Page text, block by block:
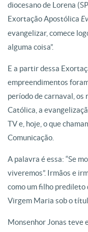
diocesano de Lorena
Exortação Apostólica
evangelizar, comece
alguma coisa”.
E a partir dessa
empreendimentos
período de carnaval, os
Católica, a
TV e, hoje, o que
Comunicação.
A palavra é essa: “Se
viveremos”. Irmãos e
como um filho predileto
Virgem Maria sob o
Monsenhor Jonas teve